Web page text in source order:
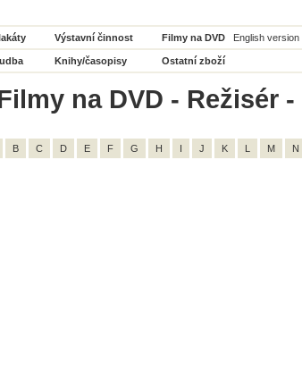
Výstavní činnost Filmy na DVD English version
Knihy/časopisy Ostatní zboží
na DVD - Režisér
B C D E F G H I J K L M N